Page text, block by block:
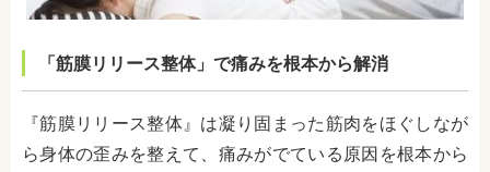
「筋膜リリース整体」で痛みを根本から解消
『筋膜リリース整体』は凝り固まった筋肉をほぐしなが
ら身体の歪みを整えて、痛みがでている原因を根本から